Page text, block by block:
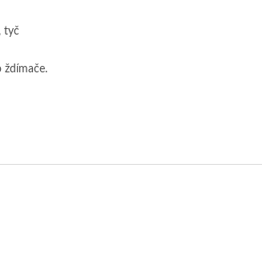
tyč
ždímače.